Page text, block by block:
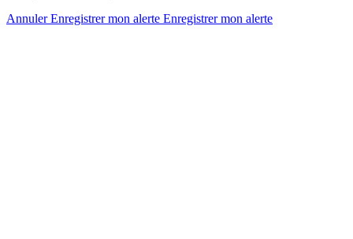
AnnulerEnregistrer mon alerte Enregistrermon alerte